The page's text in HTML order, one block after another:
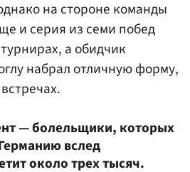
на стороне команды
и серия из семи побед
а обидчик
набрал отличную форму,
— болельщики, которых
вслед
около трех тысяч.